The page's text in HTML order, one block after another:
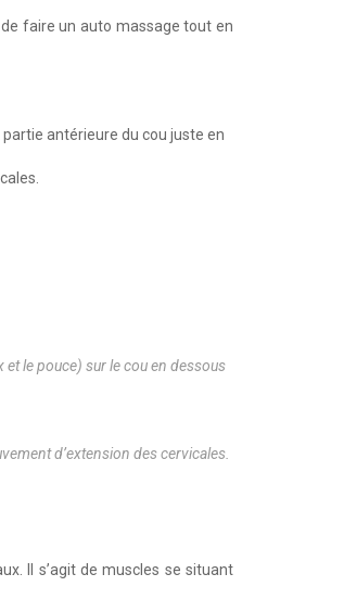
faire un auto massage tout en
antérieure du cou juste en
et le pouce) sur le cou en dessous
d’extension des cervicales.
Il s’agit de muscles se situant